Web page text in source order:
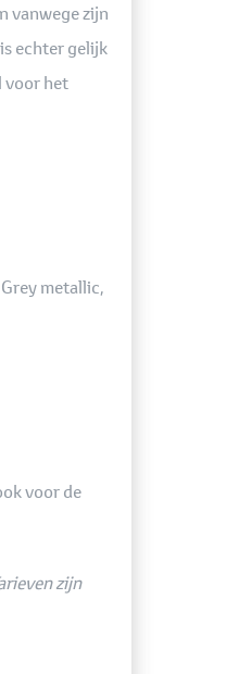
vanwege zijn
echter gelijk
voor het
metallic,
voor de
zijn